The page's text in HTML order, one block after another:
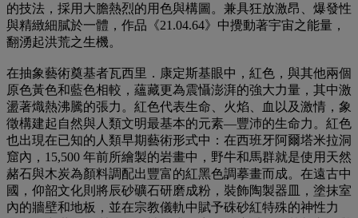
的技法，採用大膽熱烈的用色與構圖。兼具狂放激昂、爆發性
與精緻細膩於一體，作品《21.04.64》中攪動著宇宙之能量，
翻湧起洪荒之生機。
在抽象藝術奠基者瓦西里．康定斯基眼中，紅色，與其他兩個
原色黃色和藍色相較，蘊藏更為震懾澎湃的強大力量，其中激
盪著熾熱沸騰的張力。紅色代表生命、火焰、血以及激情，象
徵構建起自然與人類文明最基本的元素—豐沛的生命力。紅色
也出現在已知的人類早期藝術形式中：在西班牙阿爾塔米拉洞
窟內，15,500 年前所繪製的岩畫中，野牛和馬群就是使用天然
赭石與木炭為顏料調配出豐富的紅黑色調摹畫而成。在遠古中
國，仰韶文化則將辰砂礦石研磨成粉，裝飾陶製器皿，塗抹室
內的牆壁和地板，並在宗教儀軌中賦予硃砂紅特殊的神性力